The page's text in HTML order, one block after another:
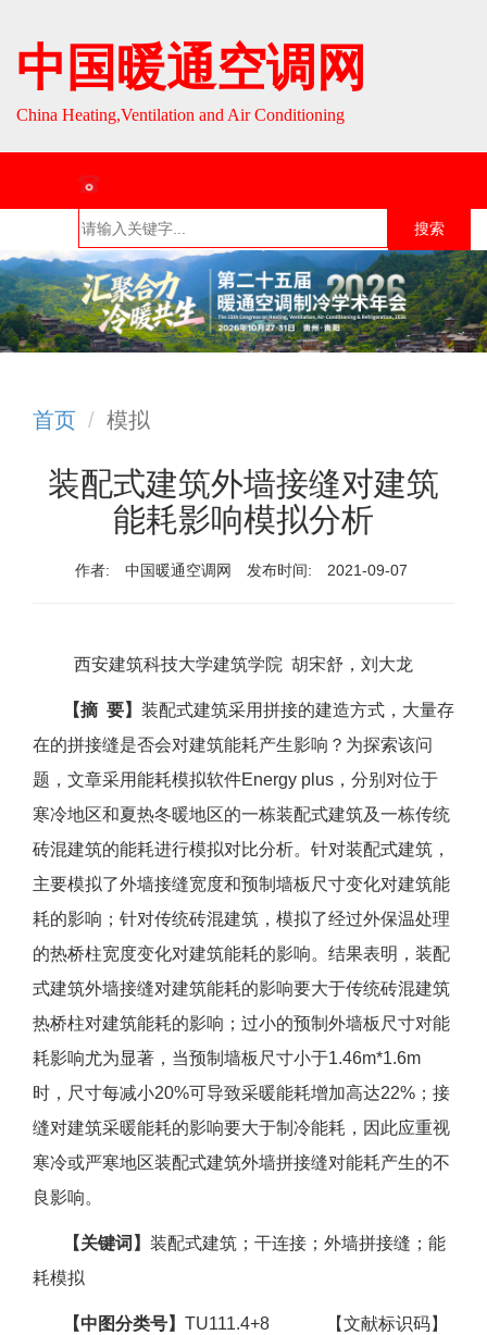
中国暖通空调网
China Heating,Ventilation and Air Conditioning
搜索
首页
组织介
绍
组织活
动
行业资
讯
English
首页 模拟
装配式建筑外墙接缝对建筑
能耗影响模拟分析
作者: 中国暖通空调网 发布时间: 2021-09-07
西安建筑科技大学建筑学院 胡宋舒，刘大龙
【摘 要】 装配式建筑采用拼接的建造方式，大量存
在的拼接缝是否会对建筑能耗产生影响？为探索该问
题，文章采用能耗模拟软件Energy plus，分别对位于
寒冷地区和夏热冬暖地区的一栋装配式建筑及一栋传统
砖混建筑的能耗进行模拟对比分析。针对装配式建筑，
主要模拟了外墙接缝宽度和预制墙板尺寸变化对建筑能
耗的影响；针对传统砖混建筑，模拟了经过外保温处理
的热桥柱宽度变化对建筑能耗的影响。结果表明，装配
式建筑外墙接缝对建筑能耗的影响要大于传统砖混建筑
热桥柱对建筑能耗的影响；过小的预制外墙板尺寸对能
耗影响尤为显著，当预制墙板尺寸小于1.46m*1.6m
时，尺寸每减小20%可导致采暖能耗增加高达22%；接
缝对建筑采暖能耗的影响要大于制冷能耗，因此应重视
寒冷或严寒地区装配式建筑外墙拼接缝对能耗产生的不
良影响。
【关键词】 装配式建筑；干连接；外墙拼接缝；能
耗模拟
【中图分类号】 TU111.4+8 【文献标识码】